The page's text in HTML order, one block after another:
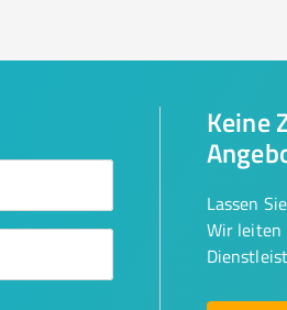
Keine
Lassen
Wir leiten